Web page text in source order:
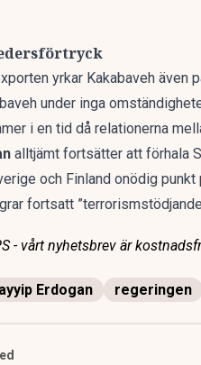
yrkar Kakabaveh även
under inga
i en tid då relationerna
alltjämt fortsätter att förhala
och Finland onödig
fortsatt
- vårt nyhetsbrev är
Erdogan regeringen